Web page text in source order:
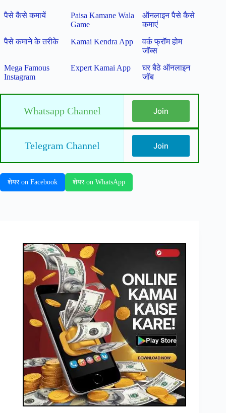
पैसे कैसे कमायें
Paisa Kamane Wala
Game
ऑनलाइन पैसे कैसे
कमाएं
पैसे कमाने के तरीके
Kamai Kendra App
वर्क फ्रॉम होम
जॉब्स
Mega Famous
Instagram
Expert Kamai App
घर बैठे ऑनलाइन
जॉब
Whatsapp Channel Join
Telegram Channel Join
शेयर on Facebook शेयर on WhatsApp